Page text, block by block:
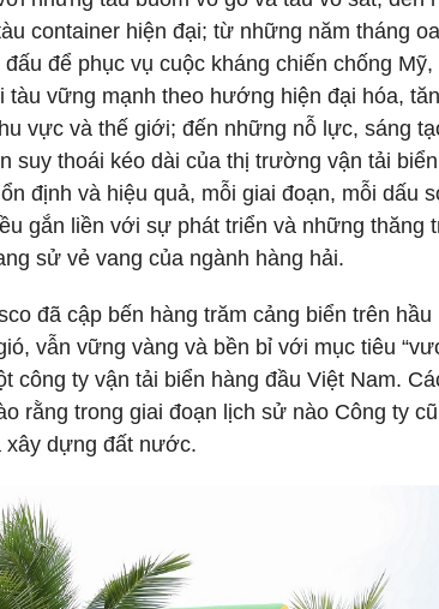
container hiện đại; từ những năm tháng
để phục vụ cuộc kháng chiến chống Mỹ,
vững mạnh theo hướng hiện đại hóa,
vực và thế giới; đến những nỗ lực, sáng
suy thoái kéo dài của thị trường vận tải
định và hiệu quả, mỗi giai đoạn, mỗi dấu
gắn liền với sự phát triển và những thăng
sử vẻ vang của ngành hàng hải.
đã cập bến hàng trăm cảng biển trên hầu
vẫn vững vàng và bền bỉ với mục tiêu
công ty vận tải biển hàng đầu Việt Nam.
rằng trong giai đoạn lịch sử nào Công ty
xây dựng đất nước.